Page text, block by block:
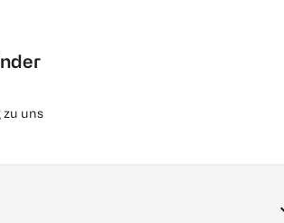
zu uns